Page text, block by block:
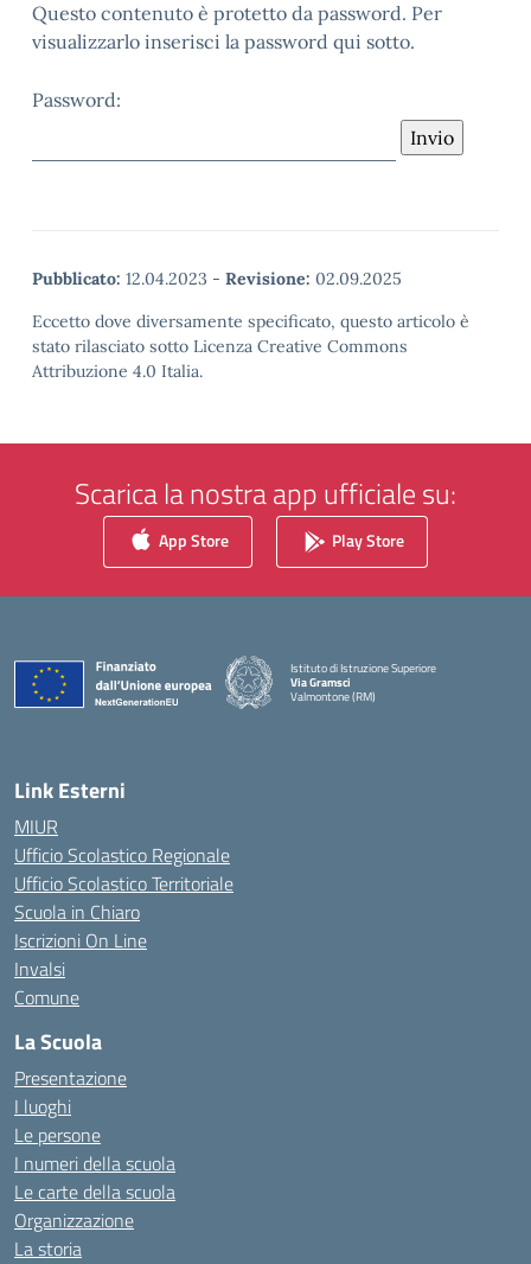
Questo contenuto è protetto da password. Per
visualizzarlo inserisci la password qui sotto.
Password:
Pubblicato: 12.04.2023 - Revisione: 02.09.2025
Eccetto dove diversamente specificato, questo articolo è
stato rilasciato sotto Licenza Creative Commons
Attribuzione 4.0 Italia.
Scarica la nostra app ufficiale su:
App Store Play Store
Istituto di Istruzione Superiore
Via Gramsci
Valmontone (RM)
Link Esterni
MIUR
Ufficio Scolastico Regionale
Ufficio Scolastico Territoriale
Scuola in Chiaro
Iscrizioni On Line
Invalsi
Comune
La Scuola
Presentazione
I luoghi
Le persone
I numeri della scuola
Le carte della scuola
Organizzazione
La storia